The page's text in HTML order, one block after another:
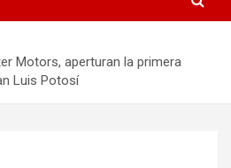
Motors, aperturan la primera
Luis Potosí